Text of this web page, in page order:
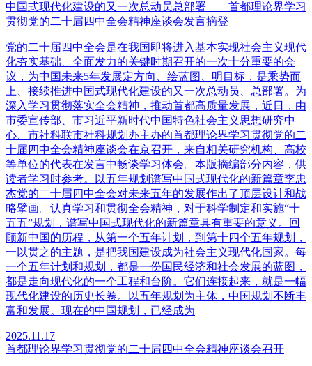
中国式现代化建设的又一次总动员总部署——首都理论界学习
贯彻党的二十届四中全会精神座谈会发言摘登
党的二十届四中全会是在我国即将进入基本实现社会主义现代
化夯实基础、全面发力的关键时期召开的一次十分重要的会
议，为中国未来5年发展定方向、绘蓝图、明目标，是乘势而
上、接续推进中国式现代化建设的又一次总动员、总部署。为
深入学习贯彻落实全会精神，推动首都高质量发展，近日，由
市委宣传部、市习近平新时代中国特色社会主义思想研究中
心、市社科联市社科规划办主办的首都理论界学习贯彻党的二
十届四中全会精神座谈会在京召开，来自相关研究机构、高校
等单位的代表在发言中畅谈学习体会。本版摘编部分内容，供
读者学习时参考。以五年规划谱写中国式现代化的新篇章李忠
杰党的二十届四中全会对未来五年的发展作出了顶层设计和战
略擘画。认真学习和贯彻全会精神，对于科学制定和实施“十
五五”规划，谱写中国式现代化的新篇章具有重要的意义。回
顾新中国的历程，从第一个五年计划，到第十四个五年规划，
一以贯之的主题，是把我国建设成为社会主义现代化国家。每
一个五年计划和规划，都是一份国民经济和社会发展的蓝图，
都是走向现代化的一个工程和台阶。它们连接起来，就是一幅
现代化建设的历史长卷。以五年规划为主体，中国规划不断丰
富和发展。现在的中国规划，已经成为
2025.11.17
首都理论界学习贯彻党的二十届四中全会精神座谈会召开